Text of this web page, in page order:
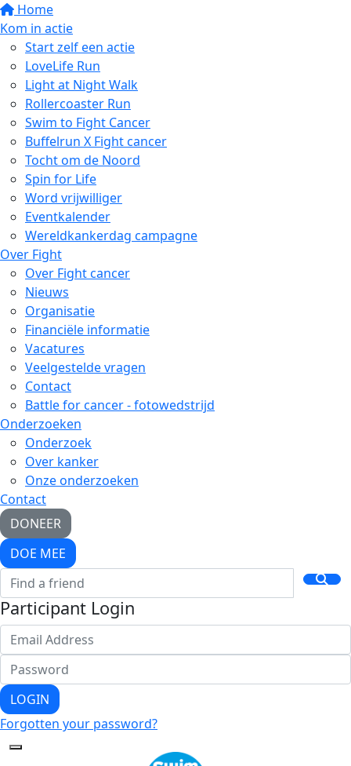
Home
Kom in actie
Start zelf een actie
LoveLife Run
Light at Night Walk
Rollercoaster Run
Swim to Fight Cancer
Buffelrun X Fight cancer
Tocht om de Noord
Spin for Life
Word vrijwilliger
Eventkalender
Wereldkankerdag campagne
Over Fight
Over Fight cancer
Nieuws
Organisatie
Financiële informatie
Vacatures
Veelgestelde vragen
Contact
Battle for cancer - fotowedstrijd
Onderzoeken
Onderzoek
Over kanker
Onze onderzoeken
Contact
DONEER
DOE MEE
Participant Login
LOGIN
Forgotten your password?